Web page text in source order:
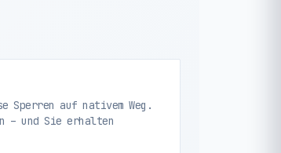
Sperren auf nativem Weg.
– und Sie erhalten